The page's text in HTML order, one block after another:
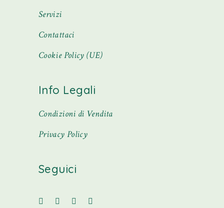
Servizi
Contattaci
Cookie Policy (UE)
Info Legali
Condizioni di Vendita
Privacy Policy
Seguici